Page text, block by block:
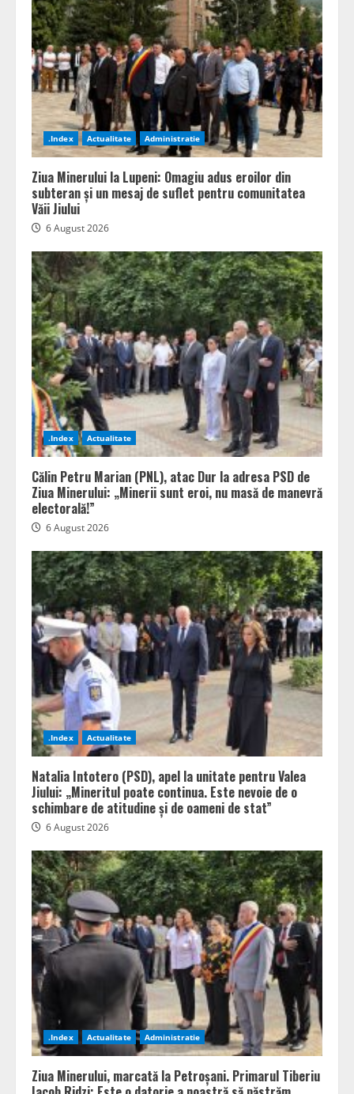
.Index Actualitate Administratie
Ziua Minerului la Lupeni: Omagiu adus eroilor din
subteran și un mesaj de suflet pentru comunitatea
Văii Jiului
6 August 2026
.Index Actualitate
Călin Petru Marian (PNL), atac Dur la adresa PSD de
Ziua Minerului: „Minerii sunt eroi, nu masă de manevră
electorală!”
6 August 2026
.Index Actualitate
Natalia Intotero (PSD), apel la unitate pentru Valea
Jiului: „Mineritul poate continua. Este nevoie de o
schimbare de atitudine și de oameni de stat”
6 August 2026
.Index Actualitate Administratie
Ziua Minerului, marcată la Petroșani. Primarul Tiberiu